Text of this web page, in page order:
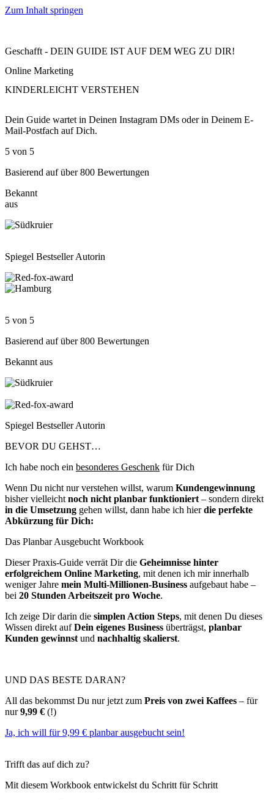
Zum Inhalt springen
Geschafft - DEIN GUIDE IST AUF DEM WEG ZU DIR!
Online Marketing
KINDERLEICHT VERSTEHEN
Dein Guide wartet in Deinen Instagram DMs oder in Deinem E-
Mail-Postfach auf Dich.
5 von 5
Basierend auf über 800 Bewertungen
Bekannt
aus
Spiegel Bestseller Autorin
5 von 5
Basierend auf über 800 Bewertungen
Bekannt aus
Spiegel Bestseller Autorin
BEVOR DU GEHST…
Ich habe noch ein besonderes Geschenk für Dich
Wenn Du nicht nur verstehen willst, warum Kundengewinnung
bisher vielleicht noch nicht planbar funktioniert – sondern direkt
in die Umsetzung gehen willst, dann habe ich hierdie perfekte
Abkürzung für Dich:
Das Planbar Ausgebucht Workbook
Dieser Praxis-Guide verrät Dir die Geheimnisse hinter
erfolgreichem Online Marketing, mit denen ich mir innerhalb
weniger Jahre mein Multi-Millionen-Business aufgebaut habe –
bei 20 Stunden Arbeitszeit pro Woche.
Ich zeige Dir darin die simplen Action Steps, mit denen Du dieses
Wissen direkt aufDein eigenes Business überträgst, planbar
Kunden gewinnst und nachhaltig skalierst.
UND DAS BESTE DARAN?
All das bekommst Du nur jetzt zum Preis von zwei Kaffees – für
nur9,99 € (!)
Ja, ich will für 9,99 € planbar ausgebucht sein!
Trifft das auf dich zu?
Mit diesem Workbook entwickelst du Schritt für Schritt